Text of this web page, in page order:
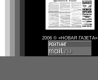
2006 © «НОВАЯ ГАЗЕТА»